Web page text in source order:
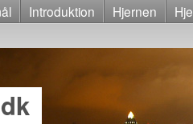
Introduktion Hjernen